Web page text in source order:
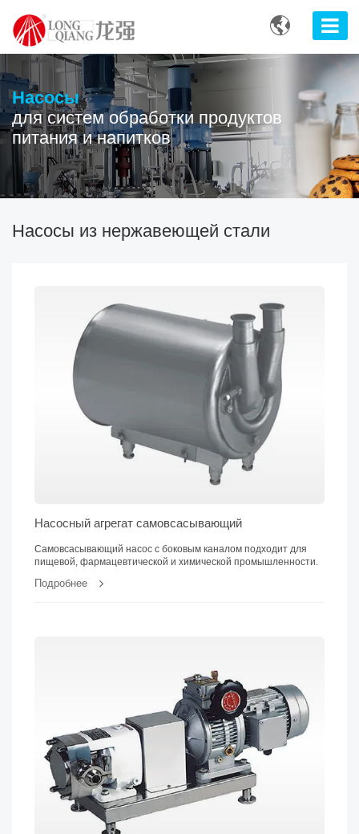

Насосы
для систем обработки продуктов
питания и напитков
Насосы из нержавеющей стали
Насосный агрегат самовсасывающий
Самовсасывающий насос с боковым каналом подходит для
пищевой, фармацевтической и химической промышленности.
Подробнее